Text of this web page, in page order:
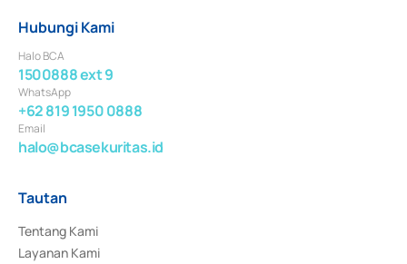
Hubungi Kami
Halo BCA
1500888 ext 9
WhatsApp
+62 819 1950 0888
Email
halo@bcasekuritas.id
Tautan
Tentang Kami
Layanan Kami